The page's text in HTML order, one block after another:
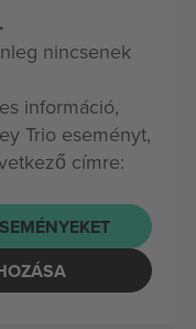
nincsenek
információ,
Trio eseményt,
címre: